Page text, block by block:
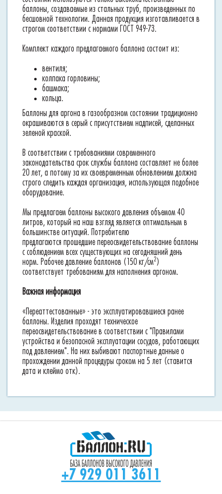
баллоны, создаваемые из стальных труб, произведенных по
бесшовной технологии. Данная продукция изготавливается в
строгом соответствии с нормами ГОСТ 949-73.
Комплект каждого предлагаемого баллона состоит из:
вентиля;
колпака горловины;
башмака;
кольца.
Баллоны для аргона в газообразном состоянии традиционно
окрашиваются в серый с присутствием надписей, сделанных
зеленой краской.
В соответствии с требованиями современного
законодательства срок службы баллона составляет не более
20 лет, а потому за их своевременным обновлением должна
строго следить каждая организация, использующая подобное
оборудование.
Мы предлагаем баллоны высокого давления объемом 40
литров, который на наш взгляд является оптимальным в
большинстве ситуаций. Потребителю
предлагаются прошедшие переосвидетельствование баллоны
с соблюдением всех существующих на сегодняшний день
норм. Рабочее давление баллонов (150 кг/см2)
соответствует требованиям для наполнения аргоном.
Важная информация
«Переаттестованные» - это эксплуатировавшиеся ранее
баллоны. Изделия проходят техническое
переосвидетельствование в соответствии с "Правилами
устройства и безопасной эксплуатации сосудов, работающих
под давлением". На них выбивают паспортные данные о
прохождении данной процедуры сроком на 5 лет (ставится
дата и клеймо отк).
+7 929 011 3611